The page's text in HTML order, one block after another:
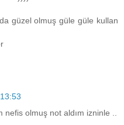
güzel olmuş güle güle kullan
nefis olmuş not aldım izninle ..